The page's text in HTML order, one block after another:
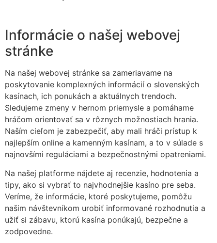
Informácie o našej webovej
stránke
Na našej webovej stránke sa zameriavame na
poskytovanie komplexných informácií o slovenských
kasínach, ich ponukách a aktuálnych trendoch.
Sledujeme zmeny v hernom priemysle a pomáhame
hráčom orientovať sa v rôznych možnostiach hrania.
Naším cieľom je zabezpečiť, aby mali hráči prístup k
najlepším online a kamenným kasínam, a to v súlade s
najnovšími reguláciami a bezpečnostnými opatreniami.
Na našej platforme nájdete aj recenzie, hodnotenia a
tipy, ako si vybrať to najvhodnejšie kasíno pre seba.
Veríme, že informácie, ktoré poskytujeme, pomôžu
našim návštevníkom urobiť informované rozhodnutia a
užiť si zábavu, ktorú kasína ponúkajú, bezpečne a
zodpovedne.